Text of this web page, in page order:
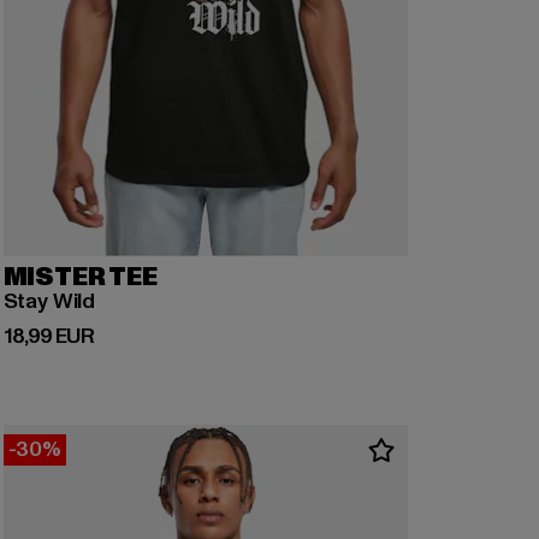
MISTER TEE
Stay Wild
18,99 EUR
Derzeitiger Preis: 18,99 EUR
-30%